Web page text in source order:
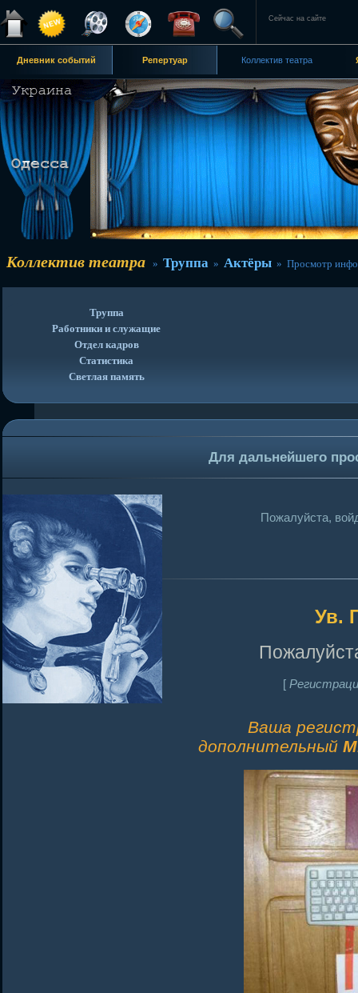
Сейчас на сайте
Дневник событий Репертуар Коллектив театра
Коллектив театра » Труппа » Актёры » Просмотр
Труппа
Работники и служащие
Отдел кадров
Статистика
Светлая память
Для дальнейшего
Пожалуйста,
Ув.
[
Ваша
дополнительный